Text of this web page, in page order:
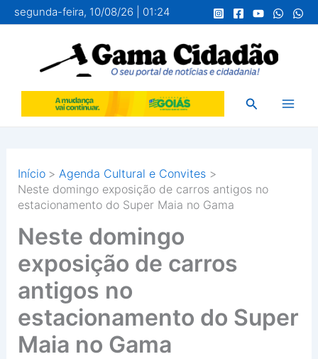
para
conteúdo
segunda-feira, 10/08/26 | 01:24
Pesquisar
Início
Agenda Cultural e Convites
Neste domingo exposição de carros antigos no
estacionamento do Super Maia no Gama
Neste domingo
exposição de carros
antigos no
estacionamento do Super
Maia no Gama